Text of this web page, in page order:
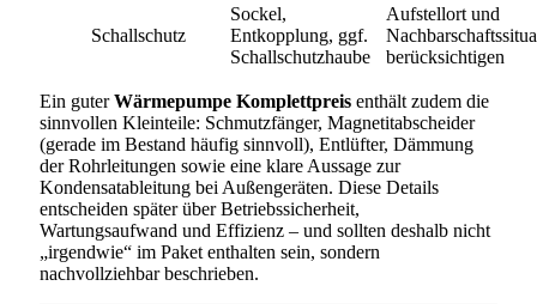
Schallschutz
Sockel,
Entkopplung, ggf.
Schallschutzhaube
Aufstellort und
berücksichtigen
Ein guterWärmepumpe Komplettpreis enthält zudem die
sinnvollen Kleinteile: Schmutzfänger, Magnetitabscheider
(gerade im Bestand häufig sinnvoll), Entlüfter, Dämmung
der Rohrleitungen sowie eine klare Aussage zur
Kondensatableitung bei Außengeräten. Diese Details
entscheiden später über Betriebssicherheit,
Wartungsaufwand und Effizienz – und sollten deshalb nicht
„irgendwie“ im Paket enthalten sein, sondern
nachvollziehbar beschrieben.